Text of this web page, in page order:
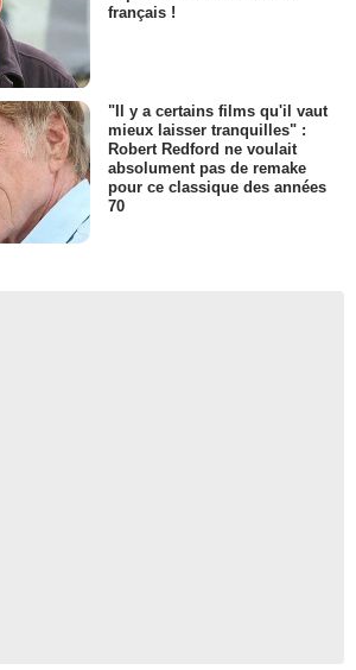
français !
"Il y a certains films qu'il vaut
mieux laisser tranquilles" :
Robert Redford ne voulait
absolument pas de remake
pour ce classique des années
70